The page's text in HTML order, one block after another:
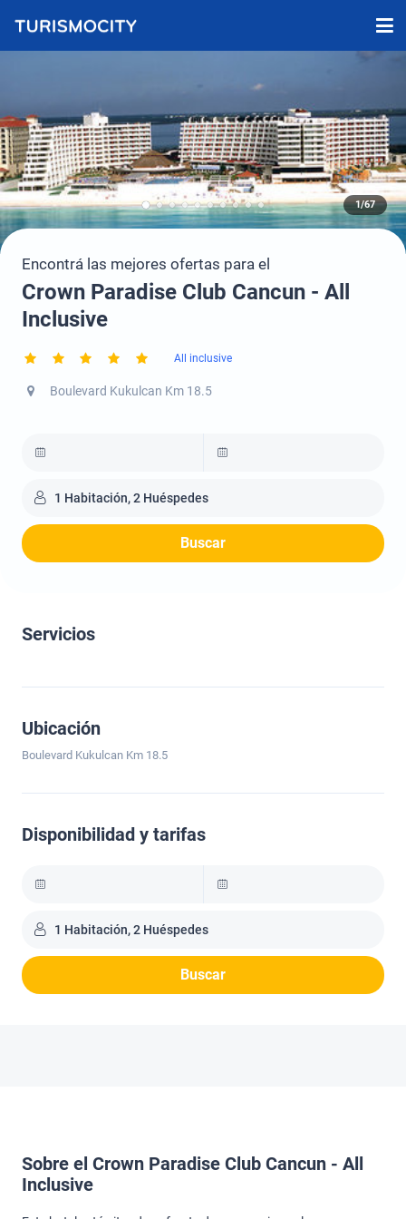
1/67
Encontrá las mejores ofertas para el
Crown Paradise Club Cancun - All
Inclusive
All inclusive
Boulevard Kukulcan Km 18.5
1 Habitación, 2 Huéspedes
Buscar
Servicios
Ubicación
Boulevard Kukulcan Km 18.5
Disponibilidad y tarifas
1 Habitación, 2 Huéspedes
Buscar
Sobre el Crown Paradise Club Cancun - All
Inclusive